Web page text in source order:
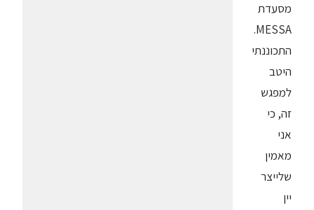
מסעדת
MESSA.
התכוננתי
היטב
למפגש
זה, כי
אני
מאמין
שלייצר
יין